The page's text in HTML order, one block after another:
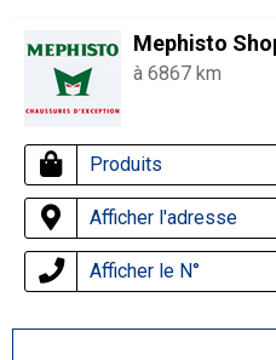
Mephisto
à 6867 km
Produits
Afficher l'adresse
Afficher le N°